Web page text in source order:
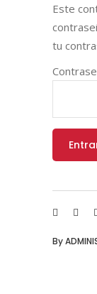
Este
tu
By